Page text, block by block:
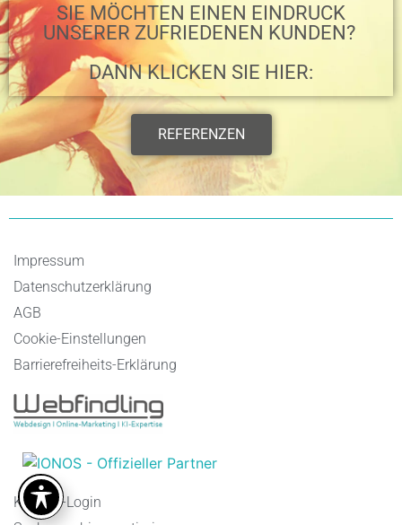
SIE MÖCHTEN EINEN EINDRUCK
UNSERER ZUFRIEDENEN KUNDEN? ​
DANN KLICKEN SIE HIER:
REFERENZEN
Impressum
Datenschutzerklärung
AGB
Cookie-Einstellungen
Barrierefreiheits-Erklärung
Kunden-Login